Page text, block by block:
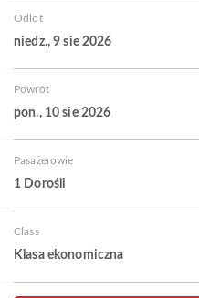
Odlot
niedz., 9 sie 2026
Powrót
pon., 10 sie 2026
Pasażerowie
1 Dorośli
Class
Klasa ekonomiczna